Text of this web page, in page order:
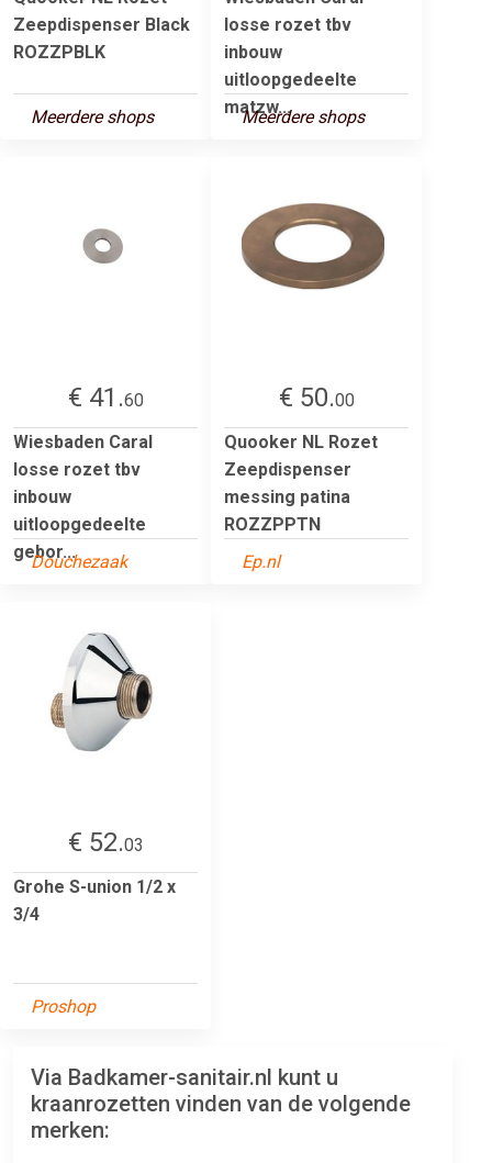
Zeepdispenser Black
ROZZPBLK
Meerdere shops
losse rozet tbv
inbouw
uitloopgedeelte
matzw...
Meerdere shops
€ 41.60
Wiesbaden Caral
losse rozet tbv
inbouw
uitloopgedeelte
gebor...
Douchezaak
€ 50.00
Quooker NL Rozet
Zeepdispenser
messing patina
ROZZPPTN
Ep.nl
€ 52.03
Grohe S-union 1/2 x
3/4
Proshop
Via Badkamer-sanitair.nl kunt u
kraanrozetten vinden van de volgende
merken: